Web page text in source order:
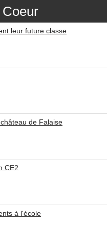
leur future classe
de Falaise
CE2
à l'école